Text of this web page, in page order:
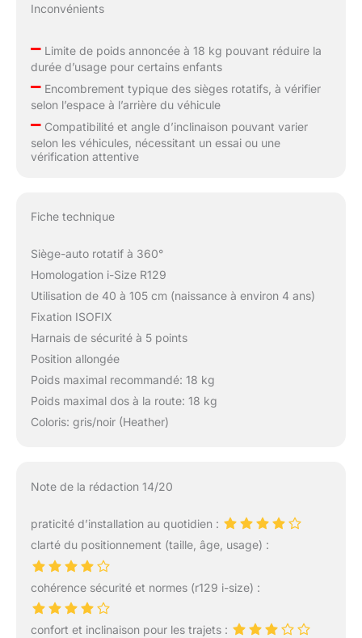
Inconvénients
–Limite de poids annoncée à 18 kg pouvant réduire la
durée d’usage pour certains enfants
–Encombrement typique des sièges rotatifs, à vérifier
selon l’espace à l’arrière du véhicule
–Compatibilité et angle d’inclinaison pouvant varier
selon les véhicules, nécessitant un essai ou une
vérification attentive
Fiche technique
Siège-auto rotatif à 360°
Homologation i-Size R129
Utilisation de 40 à 105 cm (naissance à environ 4 ans)
Fixation ISOFIX
Harnais de sécurité à 5 points
Position allongée
Poids maximal recommandé: 18 kg
Poids maximal dos à la route: 18 kg
Coloris: gris/noir (Heather)
Note de la rédaction 14/20
praticité d’installation au quotidien :
clarté du positionnement (taille, âge, usage) :
cohérence sécurité et normes (r129 i-size) :
confort et inclinaison pour les trajets :